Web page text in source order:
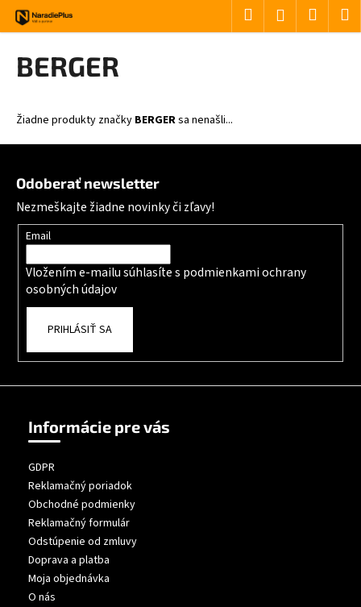
Prejsť na obsah HľadaťPrihlásenie
BERGER
Žiadne produkty značky BERGERsa nenašli...
Košík
o
p
o
t
r
e
b
e
n
á
HĽADAŤ
Odoberať newsletter
Nezmeškajte žiadne novinky či zľavy!
Email
Vložením e-mailu súhlasíte s podmienkami ochrany
osobných údajov
PRIHLÁSIŤ SA
Informácie pre vás
GDPR
Reklamačný poriadok
Obchodné podmienky
Reklamačný formulár
Odstúpenie od zmluvy
Doprava a platba
Moja objednávka
O nás